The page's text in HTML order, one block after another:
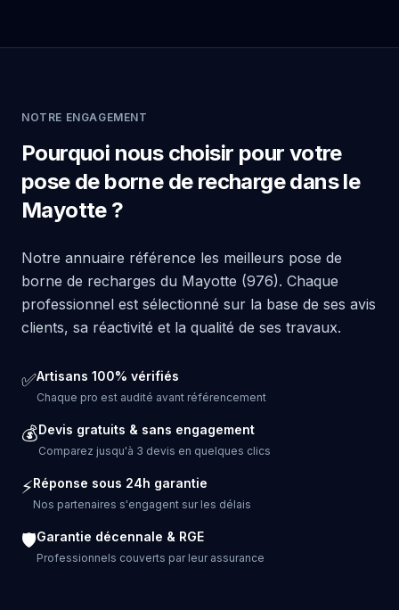
NOTRE ENGAGEMENT
Pourquoi nous choisir pour votre
pose de borne de recharge dans le
Mayotte ?
Notre annuaire référence les meilleurs pose de
borne de recharges du Mayotte (976). Chaque
professionnel est sélectionné sur la base de ses avis
clients, sa réactivité et la qualité de ses travaux.
✅Artisans 100% vérifiés
Chaque pro est audité avant référencement
💰Devis gratuits & sans engagement
Comparez jusqu'à 3 devis en quelques clics
⚡Réponse sous 24h garantie
Nos partenaires s'engagent sur les délais
🛡️Garantie décennale & RGE
Professionnels couverts par leur assurance